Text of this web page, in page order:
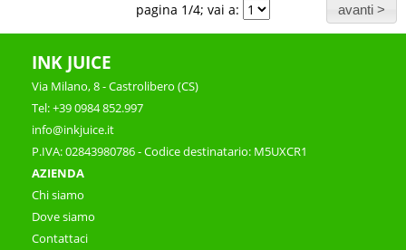
pagina 1/4; vai a:
INK JUICE
Via Milano, 8 - Castrolibero (CS)
Tel: +39 0984 852.997
info@inkjuice.it
P.IVA: 02843980786 - Codice destinatario: M5UXCR1
AZIENDA
Chi siamo
Dove siamo
Contattaci